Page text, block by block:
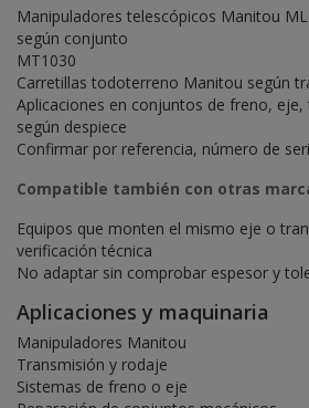
Manipuladores telescópicos Manitou
según conjunto
MT1030
Carretillas todoterreno Manitou según
Aplicaciones en conjuntos de freno,
según despiece
Confirmar por referencia, número de
Compatible también con otras
Equipos que monten el mismo eje o
verificación técnica
No adaptar sin comprobar espesor y
Aplicaciones y maquinaria
Manipuladores Manitou
Transmisión y rodaje
Sistemas de freno o eje